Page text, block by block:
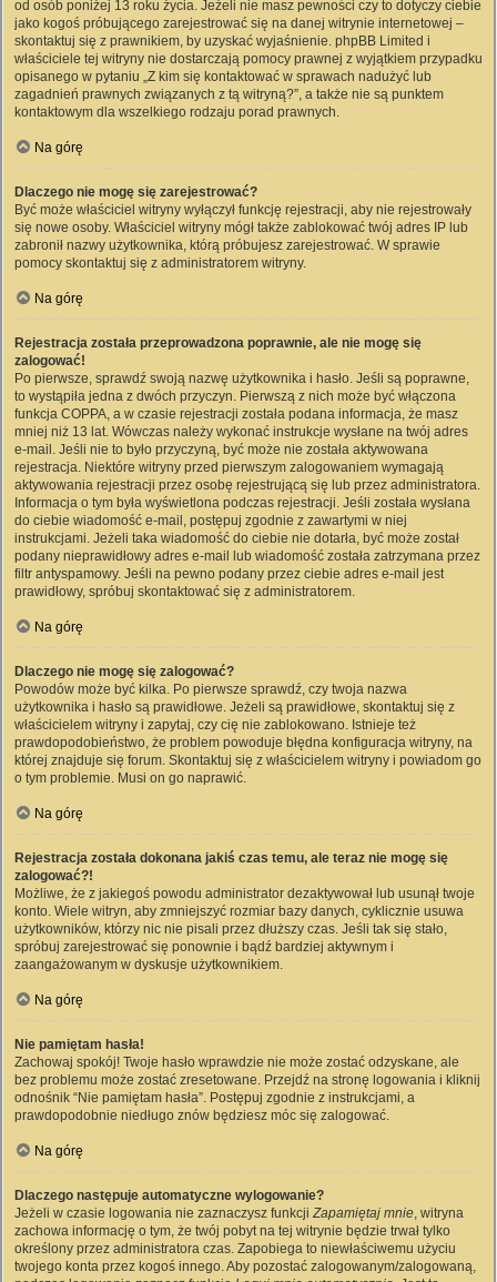
od osób poniżej 13 roku życia. Jeżeli nie masz pewności czy to dotyczy ciebie
jako kogoś próbującego zarejestrować się na danej witrynie internetowej –
skontaktuj się z prawnikiem, by uzyskać wyjaśnienie. phpBB Limited i
właściciele tej witryny nie dostarczają pomocy prawnej z wyjątkiem przypadku
opisanego w pytaniu „Z kim się kontaktować w sprawach nadużyć lub
zagadnień prawnych związanych z tą witryną?”, a także nie są punktem
kontaktowym dla wszelkiego rodzaju porad prawnych.
Na górę
Dlaczego nie mogę się zarejestrować?
Być może właściciel witryny wyłączył funkcję rejestracji, aby nie rejestrowały
się nowe osoby. Właściciel witryny mógł także zablokować twój adres IP lub
zabronił nazwy użytkownika, którą próbujesz zarejestrować. W sprawie
pomocy skontaktuj się z administratorem witryny.
Na górę
Rejestracja została przeprowadzona poprawnie, ale nie mogę się
zalogować!
Po pierwsze, sprawdź swoją nazwę użytkownika i hasło. Jeśli są poprawne,
to wystąpiła jedna z dwóch przyczyn. Pierwszą z nich może być włączona
funkcja COPPA, a w czasie rejestracji została podana informacja, że masz
mniej niż 13 lat. Wówczas należy wykonać instrukcje wysłane na twój adres
e-mail. Jeśli nie to było przyczyną, być może nie została aktywowana
rejestracja. Niektóre witryny przed pierwszym zalogowaniem wymagają
aktywowania rejestracji przez osobę rejestrującą się lub przez administratora.
Informacja o tym była wyświetlona podczas rejestracji. Jeśli została wysłana
do ciebie wiadomość e-mail, postępuj zgodnie z zawartymi w niej
instrukcjami. Jeżeli taka wiadomość do ciebie nie dotarła, być może został
podany nieprawidłowy adres e-mail lub wiadomość została zatrzymana przez
filtr antyspamowy. Jeśli na pewno podany przez ciebie adres e-mail jest
prawidłowy, spróbuj skontaktować się z administratorem.
Na górę
Dlaczego nie mogę się zalogować?
Powodów może być kilka. Po pierwsze sprawdź, czy twoja nazwa
użytkownika i hasło są prawidłowe. Jeżeli są prawidłowe, skontaktuj się z
właścicielem witryny i zapytaj, czy cię nie zablokowano. Istnieje też
prawdopodobieństwo, że problem powoduje błędna konfiguracja witryny, na
której znajduje się forum. Skontaktuj się z właścicielem witryny i powiadom go
o tym problemie. Musi on go naprawić.
Na górę
Rejestracja została dokonana jakiś czas temu, ale teraz nie mogę się
zalogować?!
Możliwe, że z jakiegoś powodu administrator dezaktywował lub usunął twoje
konto. Wiele witryn, aby zmniejszyć rozmiar bazy danych, cyklicznie usuwa
użytkowników, którzy nic nie pisali przez dłuższy czas. Jeśli tak się stało,
spróbuj zarejestrować się ponownie i bądź bardziej aktywnym i
zaangażowanym w dyskusje użytkownikiem.
Na górę
Nie pamiętam hasła!
Zachowaj spokój! Twoje hasło wprawdzie nie może zostać odzyskane, ale
bez problemu może zostać zresetowane. Przejdź na stronę logowania i kliknij
odnośnik “Nie pamiętam hasła”. Postępuj zgodnie z instrukcjami, a
prawdopodobnie niedługo znów będziesz móc się zalogować.
Na górę
Dlaczego następuje automatyczne wylogowanie?
Jeżeli w czasie logowania nie zaznaczysz funkcjiZapamiętaj mnie, witryna
zachowa informację o tym, że twój pobyt na tej witrynie będzie trwał tylko
określony przez administratora czas. Zapobiega to niewłaściwemu użyciu
twojego konta przez kogoś innego. Aby pozostać zalogowanym/zalogowaną,